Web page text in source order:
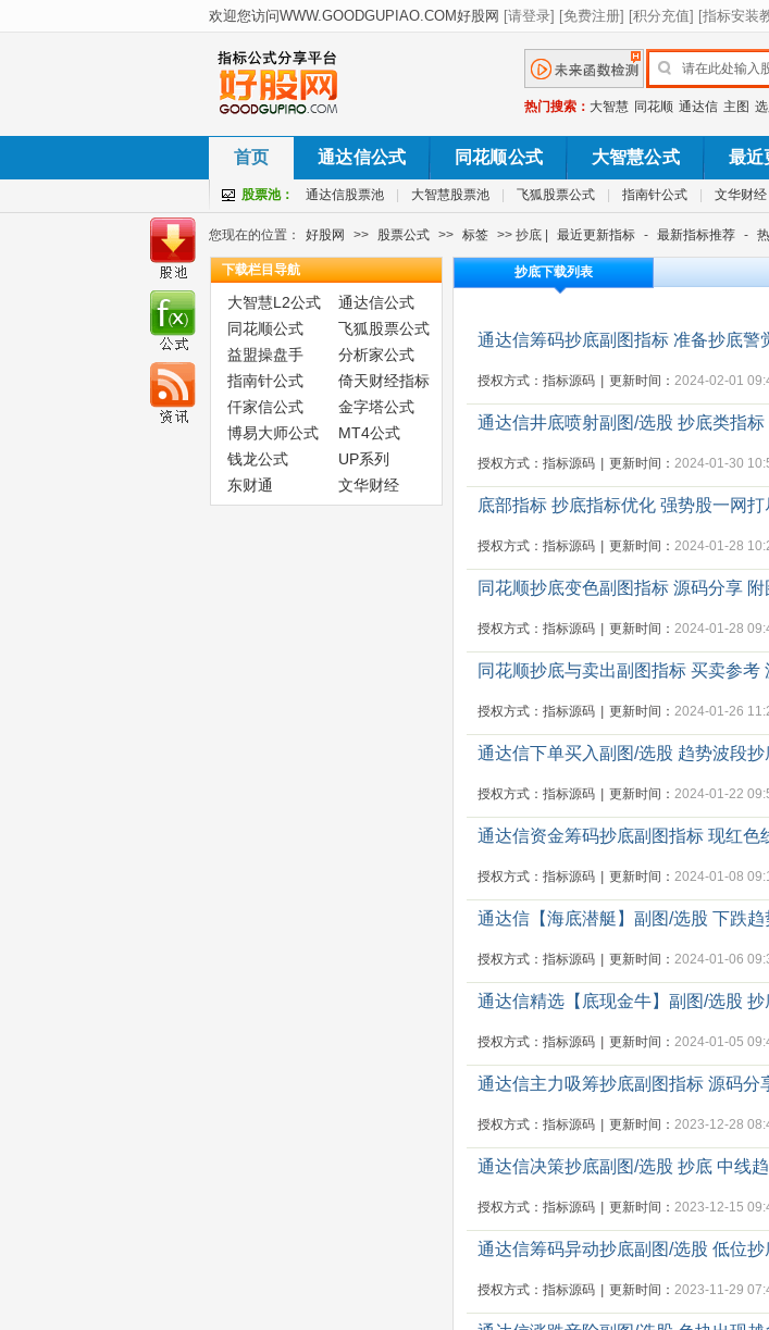
热门搜索： 大智慧 同花顺 通达信 主图
首页 通达信公式 同花顺公式 大智慧公式 最近
股票池： 通达信股票池 大智慧股票池 飞狐股票公式 指南针公式 文华财经
您现在的位置： 好股网 >> 股票公式 >> 标签 >> 抄底 | 最近更新指标 - 最新指标推荐 -
下载栏目导航
大智慧L2公式
通达信公式
同花顺公式
飞狐股票公式
益盟操盘手
分析家公式
指南针公式
倚天财经指标
仟家信公式
金字塔公式
博易大师公式
MT4公式
钱龙公式
UP系列
东财通
文华财经
抄底下载列表
通达信筹码抄底副图指标 准备抄底警
授权方式：指标源码 更新时间： 2024-02-01
通达信井底喷射副图/选股 抄底类指标
授权方式：指标源码 更新时间： 2024-01-30
底部指标 抄底指标优化 强势股一网
授权方式：指标源码 更新时间： 2024-01-28
同花顺抄底变色副图指标 源码分享 附
授权方式：指标源码 更新时间： 2024-01-28
同花顺抄底与卖出副图指标 买卖参考
授权方式：指标源码 更新时间： 2024-01-26
通达信下单买入副图/选股 趋势波段抄
授权方式：指标源码 更新时间： 2024-01-22
通达信资金筹码抄底副图指标 现红色
授权方式：指标源码 更新时间： 2024-01-08
通达信【海底潜艇】副图/选股 下跌
授权方式：指标源码 更新时间： 2024-01-06
通达信精选【底现金牛】副图/选股
授权方式：指标源码 更新时间： 2024-01-05
通达信主力吸筹抄底副图指标 源码分
授权方式：指标源码 更新时间： 2023-12-28
通达信决策抄底副图/选股 抄底 中线
授权方式：指标源码 更新时间： 2023-12-15
通达信筹码异动抄底副图/选股 低位
授权方式：指标源码 更新时间： 2023-11-29